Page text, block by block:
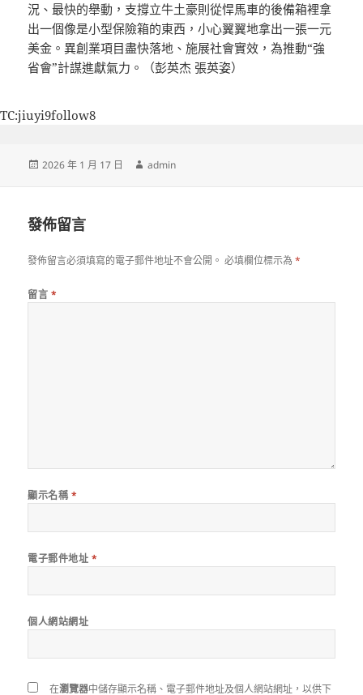
況、最快的舉動，支撐立牛土豪則從悍馬車的後備箱裡拿
出一個像是小型保險箱的東西，小心翼翼地拿出一張一元
美金。異創業項目盡快落地、施展社會實效，為推動“強
省會”計謀進獻氣力。（彭英杰 張英姿）
TC:jiuyi9follow8
發
2026 年 1 月 17 日
作
admin
發佈留言
發佈留言必須填寫的電子郵件地址不會公開。 必填欄位標示為*
留言 *
顯示名稱 *
電子郵件地址 *
個人網站網址
在瀏覽器中儲存顯示名稱、電子郵件地址及個人網站網址，以供下